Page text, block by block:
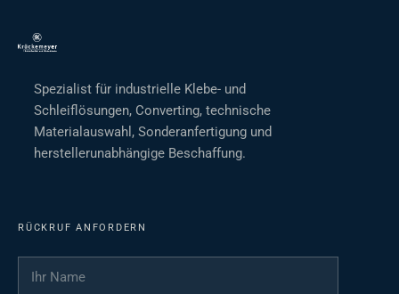
Spezialist für industrielle Klebe- und
Schleiflösungen, Converting, technische
Materialauswahl, Sonderanfertigung und
herstellerunabhängige Beschaffung.
RÜCKRUF ANFORDERN
Ihr Name